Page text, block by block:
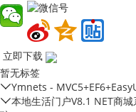
立即下载
暂无标签
Ymnets -
本地生活门户V8.1 NET商